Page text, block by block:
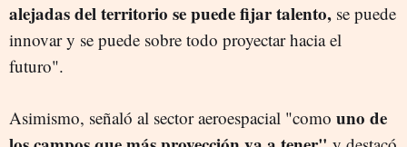
alejadas del territorio se puede fijar talento, se puede
innovar y se puede sobre todo proyectar hacia el
futuro".
Asimismo, señaló al sector aeroespacial "como uno de